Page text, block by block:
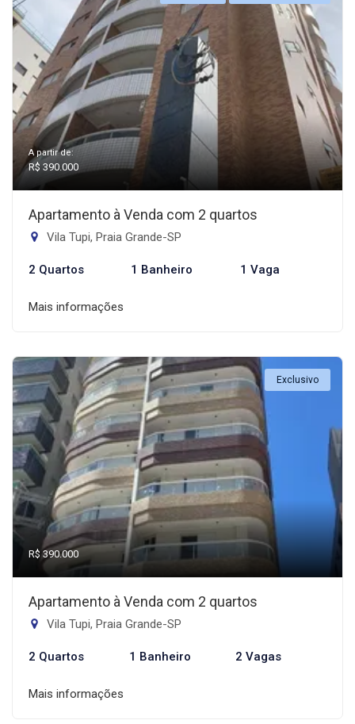
A partir de:
R$ 390.000
Apartamento à Venda com 2 quartos
Vila Tupi, Praia Grande-SP
2 Quartos 1 Banheiro 1 Vaga
Mais informações
Exclusivo
R$ 390.000
Apartamento à Venda com 2 quartos
Vila Tupi, Praia Grande-SP
2 Quartos 1 Banheiro 2 Vagas
Mais informações